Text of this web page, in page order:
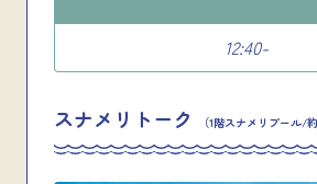
12:40-
スナメリトーク （1階スナメリプール/約